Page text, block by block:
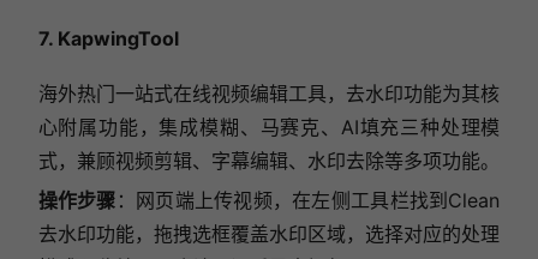
7. KapwingTool
海外热门一站式在线视频编辑工具，去水印功能为其核
心附属功能，集成模糊、马赛克、AI填充三种处理模
式，兼顾视频剪辑、字幕编辑、水印去除等多项功能。
操作步骤 ：网页端上传视频，在左侧工具栏找到Clean
去水印功能，拖拽选框覆盖水印区域，选择对应的处理